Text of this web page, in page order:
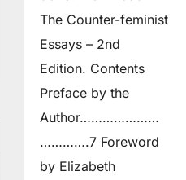
The Counter-feminist
Essays – 2nd
Edition. Contents
Preface by the
Author…………………
………….7 Foreword
by Elizabeth